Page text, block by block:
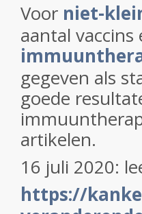
Voor niet-
aantal
gegeven als
goede
artikelen.
16 juli 2020:
https://